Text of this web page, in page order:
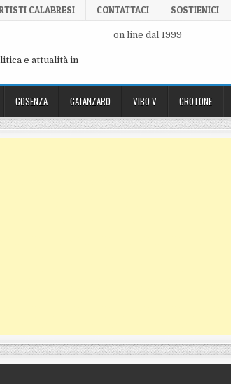
CALABRESI CONTATTACI SOSTIENICI
e attualità in
on line dal 1999
COSENZA CATANZARO VIBO V CROTONE